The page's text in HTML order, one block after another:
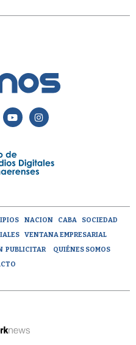
NACION CABA
SOCIEDAD
VENTANA EMPRESARIAL
PUBLICITAR
QUIÉNES SOMOS